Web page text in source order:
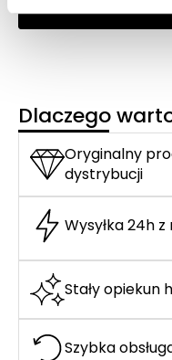
Dlaczego
Oryginalny
dystrybucji
Wysyłka 24h
Stały opiekun
Szybka